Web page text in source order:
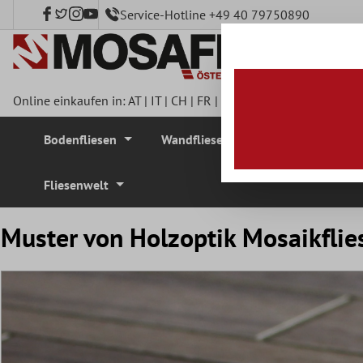
springen Service-Hotline +49 40 79750890
Online einkaufen in:AT| IT| CH | FR |
Bodenfliesen Wandfliesen
Fliesenwelt
Muster von Holzoptik